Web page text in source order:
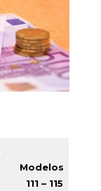
Modelos
111 – 115